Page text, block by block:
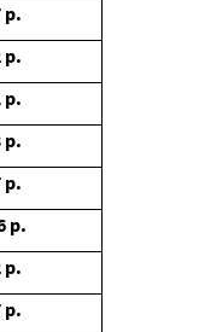
р.
р.
р.
р.
р.
р.
р.
р.